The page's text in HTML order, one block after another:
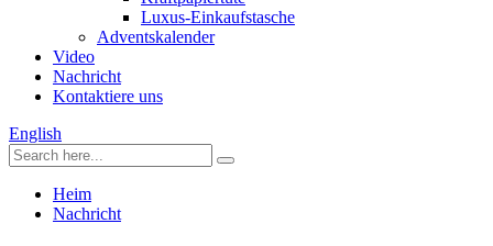
Luxus-Einkaufstasche
Adventskalender
Video
Nachricht
Kontaktiere uns
English
Heim
Nachricht